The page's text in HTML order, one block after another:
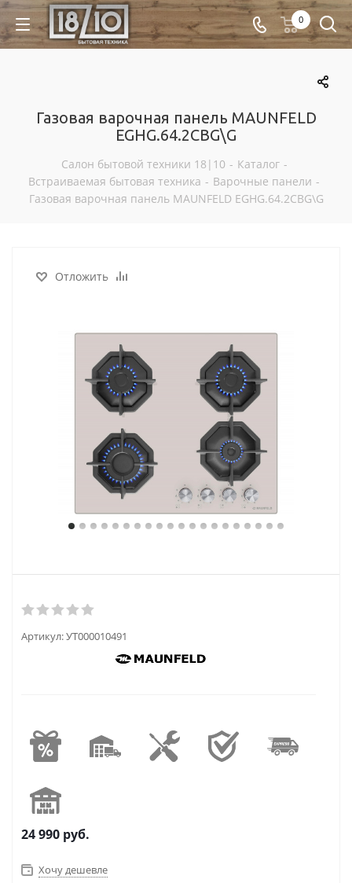
0
Газовая варочная панель MAUNFELD
EGHG.64.2CBG\G
Салон бытовой техники 18|10 - Каталог -
Встраиваемая бытовая техника - Варочные панели -
Газовая варочная панель MAUNFELD EGHG.64.2CBG\G
Отложить
Артикул:УТ000010491
24 990 руб.
Хочу дешевле